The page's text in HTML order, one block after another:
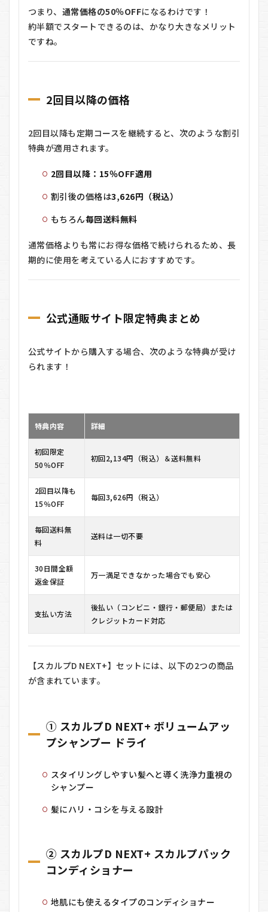
つまり、 通常価格の50％OFFになるわけです！
約半額でスタートできるのは、かなり大きなメリット
ですね。
2回目以降の価格
2回目以降も定期コースを継続すると、次のような割引
特典が適用されます。
2回目以降：15％OFF適用
割引後の価格は3,626円（税込）
もちろん毎回送料無料
通常価格よりも常にお得な価格で続けられるため、長
期的に使用を考えている人におすすめです。
公式通販サイト限定特典まとめ
公式サイトから購入する場合、次のような特典が受け
られます！
特典内容 詳細
初回限定
50％OFF
初回2,134円（税込）＆送料無料
2回目以降も
15％OFF
毎回3,626円（税込）
毎回送料無
料
送料は一切不要
30日間全額
返金保証
万一満足できなかった場合でも安心
支払い方法
後払い（コンビニ・銀行・郵便局）または
クレジットカード対応
【スカルプD NEXT+】セットには、以下の2つの商品
が含まれています。
① スカルプD NEXT+ ボリュームアッ
プシャンプー ドライ
スタイリングしやすい髪へと導く洗浄力重視の
シャンプー
髪にハリ・コシを与える設計
② スカルプD NEXT+ スカルプパック
コンディショナー
地肌にも使えるタイプのコンディショナー